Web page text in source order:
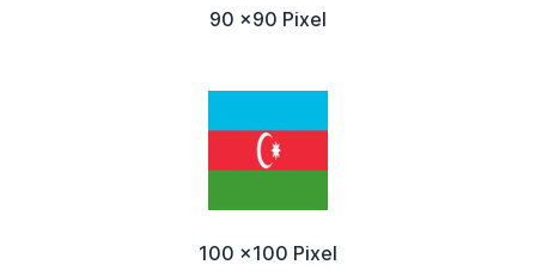
90 x90 Pixel
100 x100 Pixel